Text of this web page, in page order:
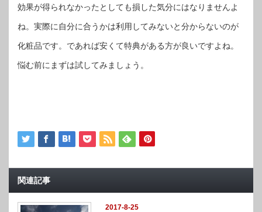
効果が得られなかったとしても損した気分にはなりませんよ
ね。実際に自分に合うかは利用してみないと分からないのが
化粧品です。であれば安くて特典がある方が良いですよね。
悩む前にまずは試してみましょう。
関連記事
2017-8-25